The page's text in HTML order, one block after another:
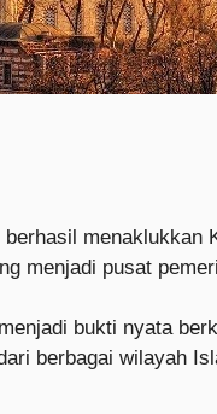
menaklukkan
menjadi pusat
bukti nyata
berbagai wilayah